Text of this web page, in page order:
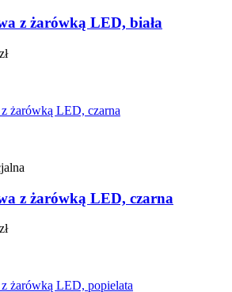
z żarówką LED, biała
z żarówką LED, czarna